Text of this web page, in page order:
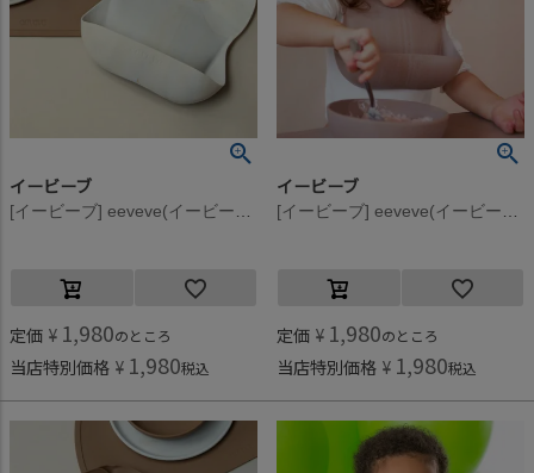
イービーブ
[イービーブ] eeveve(イービーブ) Marble シリコンビブ Autumn Gold
定価 ¥ 1,980のところ
当店特別価格 ¥ 1,980税込
イービーブ
[イービーブ] eeveve(イービーブ) Marble シリコンビブ Powder Blush
定価 ¥ 1,980のところ
当店特別価格 ¥ 1,980税込